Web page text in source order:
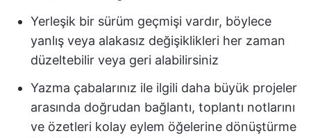
Yerleşik bir sürüm geçmişi vardır, böylece
yanlış veya alakasız değişiklikleri her zaman
düzeltebilir veya geri alabilirsiniz
Yazma çabalarınız ile ilgili daha büyük projeler
arasında doğrudan bağlantı, toplantı notlarını
ve özetleri kolay eylem öğelerine dönüştürme